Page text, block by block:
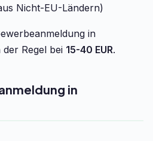
Nicht-EU-Ländern)
in
Regel bei 15-40 EUR.
in